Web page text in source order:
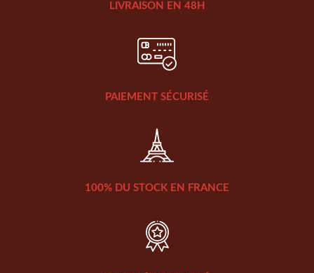
LIVRAISON EN 48H
PAIEMENT SÉCURISÉ
100% DU STOCK EN FRANCE